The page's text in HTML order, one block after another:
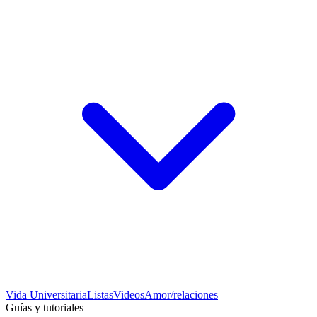
Vida UniversitariaListasVideosAmor/relaciones
Guías y tutoriales